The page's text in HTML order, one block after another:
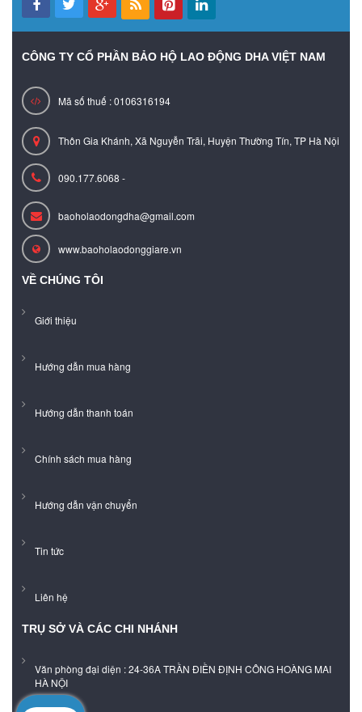
CÔNG TY CỔ PHẦN BẢO HỘ LAO ĐỘNG DHA VIỆT NAM
Mã số thuế : 0106316194
Thôn Gia Khánh, Xã Nguyễn Trãi, Huyện Thường Tín, TP Hà Nội
090.177.6068 -
baoholaodongdha@gmail.com
www.baoholaodonggiare.vn
VỀ CHÚNG TÔI
Giới thiệu
Hướng dẫn mua hàng
Hướng dẫn thanh toán
Chính sách mua hàng
Hướng dẫn vận chuyển
Tin tức
Liên hệ
TRỤ SỞ VÀ CÁC CHI NHÁNH
Văn phòng đại diện : 24-36A TRẦN ĐIỀN ĐỊNH CÔNG HOÀNG MAI
HÀ NỘI